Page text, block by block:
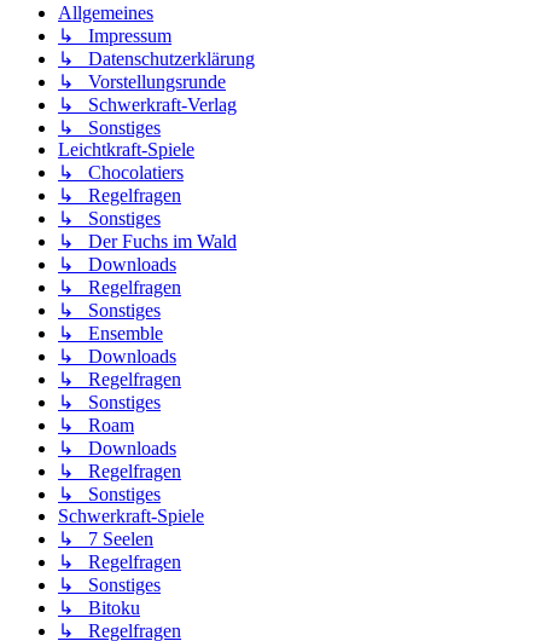
Allgemeines
↳ Impressum
↳ Datenschutzerklärung
↳ Vorstellungsrunde
↳ Schwerkraft-Verlag
↳ Sonstiges
Leichtkraft-Spiele
↳ Chocolatiers
↳ Regelfragen
↳ Sonstiges
↳ Der Fuchs im Wald
↳ Downloads
↳ Regelfragen
↳ Sonstiges
↳ Ensemble
↳ Downloads
↳ Regelfragen
↳ Sonstiges
↳ Roam
↳ Downloads
↳ Regelfragen
↳ Sonstiges
Schwerkraft-Spiele
↳ 7 Seelen
↳ Regelfragen
↳ Sonstiges
↳ Bitoku
↳ Regelfragen